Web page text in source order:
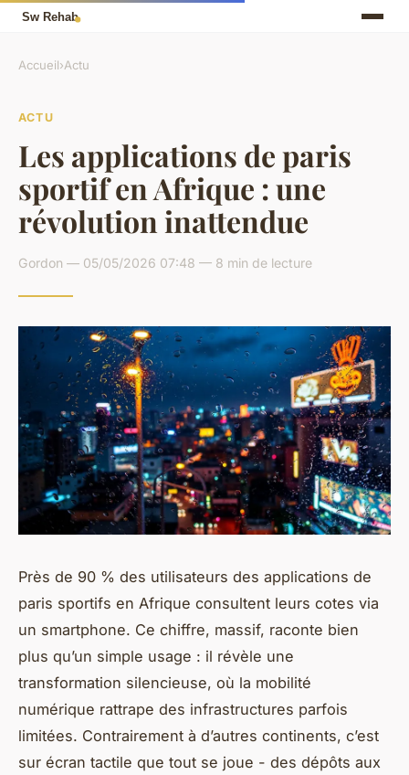
Accueil›Actu
ACTU
Les applications de paris
sportif en Afrique : une
révolution inattendue
Gordon — 05/05/2026 07:48 — 8 min de lecture
Près de 90 % des utilisateurs des applications de
paris sportifs en Afrique consultent leurs cotes via
un smartphone. Ce chiffre, massif, raconte bien
plus qu’un simple usage : il révèle une
transformation silencieuse, où la mobilité
numérique rattrape des infrastructures parfois
limitées. Contrairement à d’autres continents, c’est
sur écran tactile que tout se joue - des dépôts aux